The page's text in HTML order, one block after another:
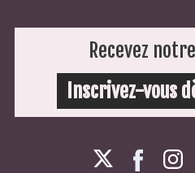
Recevez
Inscrivez-vous